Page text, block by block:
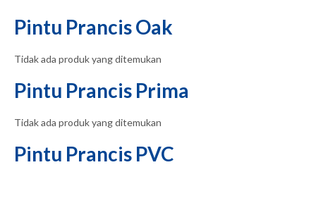
Pintu Prancis Oak
Tidak ada produk yang ditemukan
Pintu Prancis Prima
Tidak ada produk yang ditemukan
Pintu Prancis PVC